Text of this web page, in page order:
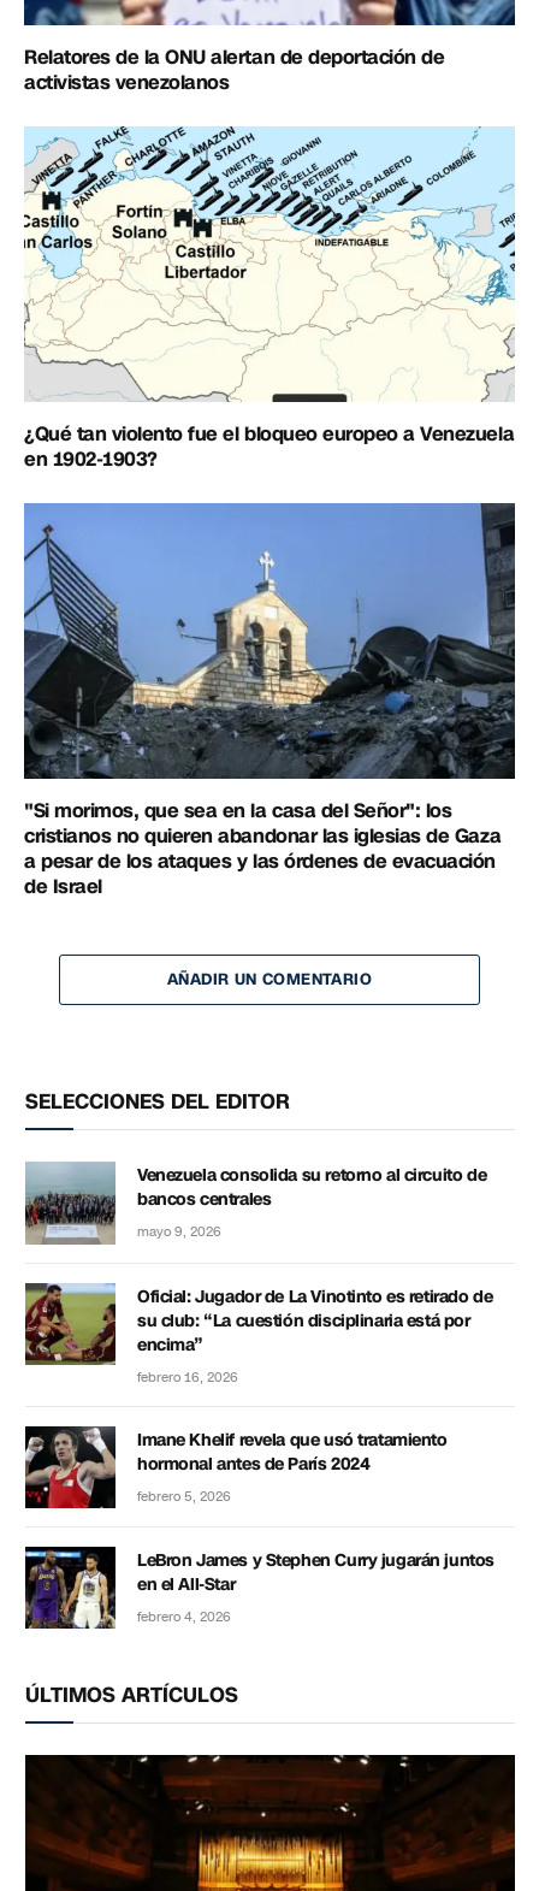
Relatores de la ONU alertan de deportación de
activistas venezolanos
¿Qué tan violento fue el bloqueo europeo a Venezuela
en 1902-1903?
"Si morimos, que sea en la casa del Señor": los
cristianos no quieren abandonar las iglesias de Gaza
a pesar de los ataques y las órdenes de evacuación
de Israel
AÑADIR UN COMENTARIO
SELECCIONES DEL EDITOR
Venezuela consolida su retorno al circuito de
bancos centrales
mayo 9, 2026
Oficial: Jugador de La Vinotinto es retirado de
su club: “La cuestión disciplinaria está por
encima”
febrero 16, 2026
Imane Khelif revela que usó tratamiento
hormonal antes de París 2024
febrero 5, 2026
LeBron James y Stephen Curry jugarán juntos
en el All-Star
febrero 4, 2026
ÚLTIMOS ARTÍCULOS